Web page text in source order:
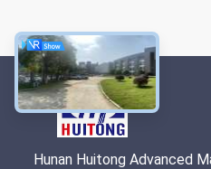
Hunan Huitong Advanced